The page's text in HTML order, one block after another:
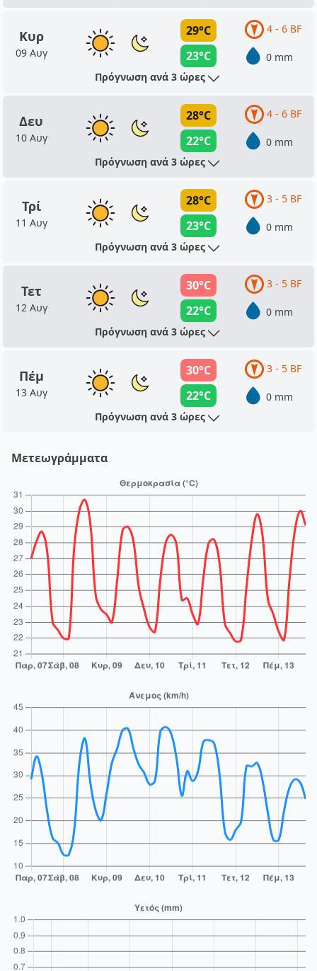
Κυρ
09 Αυγ
29°C
23°C
4 - 6 BF
0 mm
Πρόγνωση ανά 3 ώρες
Δευ
10 Αυγ
28°C
22°C
4 - 6 BF
0 mm
Πρόγνωση ανά 3 ώρες
Τρί
11 Αυγ
28°C
23°C
3 - 5 BF
0 mm
Πρόγνωση ανά 3 ώρες
Τετ
12 Αυγ
30°C
22°C
3 - 5 BF
0 mm
Πρόγνωση ανά 3 ώρες
Πέμ
13 Αυγ
30°C
22°C
3 - 5 BF
0 mm
Πρόγνωση ανά 3 ώρες
Μετεωγράμματα